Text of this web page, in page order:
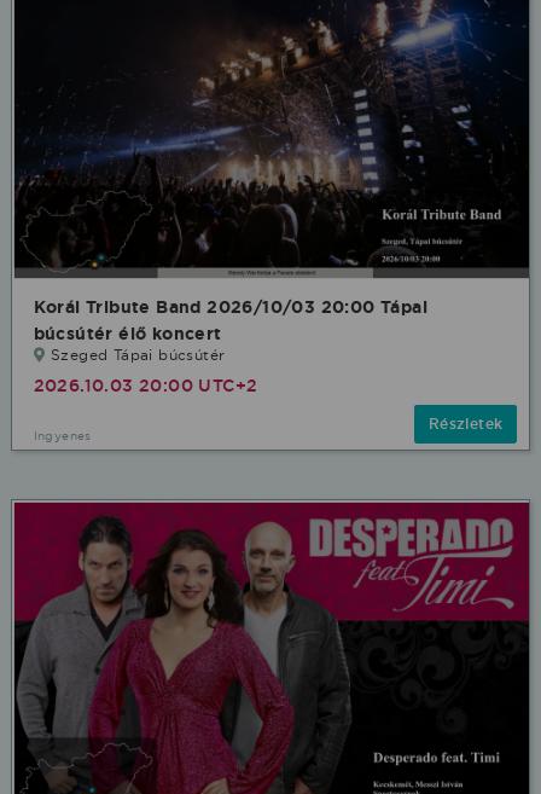
Korál Tribute Band 2026/10/03 20:00 Tápai
búcsútér élő koncert
Szeged Tápai búcsútér
2026.10.03 20:00 UTC+2
Ingyenes
Részletek